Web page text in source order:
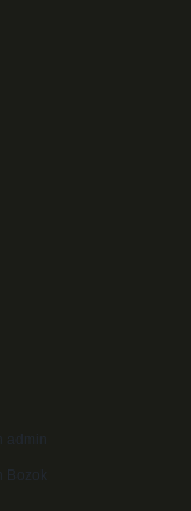
admin
Bozok